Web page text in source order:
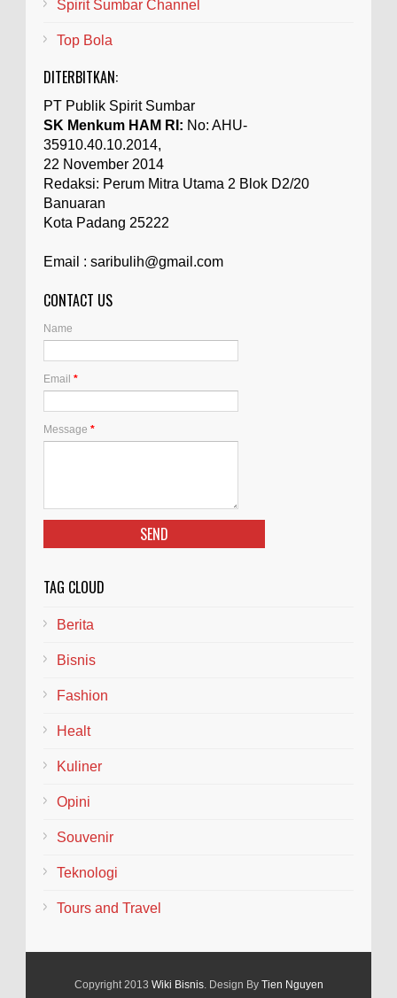
Spirit Sumbar Channel
Top Bola
DITERBITKAN:
PT Publik Spirit Sumbar
SK Menkum HAM RI: No: AHU-
35910.40.10.2014,
22 November 2014
Redaksi: Perum Mitra Utama 2 Blok D2/20
Banuaran
Kota Padang 25222
Email : saribulih@gmail.com
CONTACT US
Name
Email *
Message *
TAG CLOUD
Berita
Bisnis
Fashion
Healt
Kuliner
Opini
Souvenir
Teknologi
Tours and Travel
Copyright 2013 Wiki Bisnis. Design By Tien Nguyen